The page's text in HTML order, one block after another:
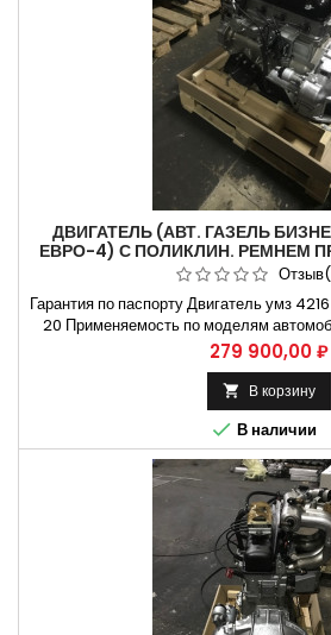
ДВИГАТЕЛЬ (АВТ. ГАЗЕЛЬ
ЕВРО-4) С ПОЛИКЛИН. РЕМНЕМ
ГАЗ ОРИГИНА
Гарантия по паспорту Двигатель умз
20 Применяемость по моделям
32213, 322132, 322133, 322138,
33023, 330232,
Цена
279 900,00 ₽
 В корзину
 В наличии